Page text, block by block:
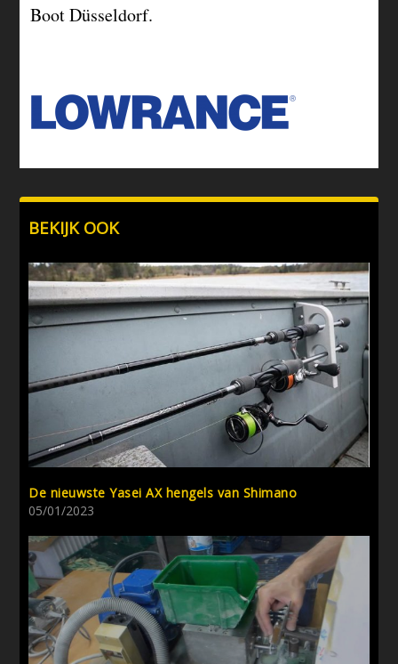
Boot Düsseldorf.
BEKIJK OOK
De nieuwste Yasei AX hengels van Shimano
05/01/2023